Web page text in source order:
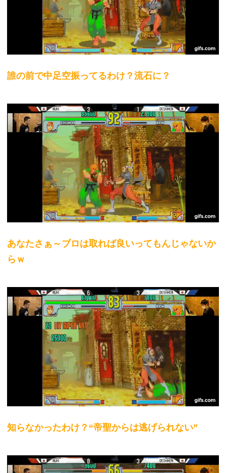
誰の前で中足空振ってるわけ？流石に？
あなたさぁ～ブロは取れば良いってもんじゃないか
らｗ
知らなかったわけ？“帝聖からは逃げられない”